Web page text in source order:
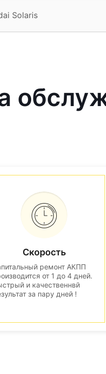
Solaris
Скорость
ремонт АКПП
от 1 до 4 дней.
и качественнвй
за пару дней !